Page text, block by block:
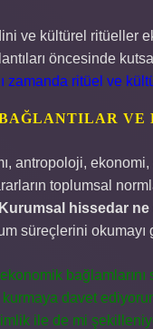
ve kültürel ritüeller
öncesinde
ritüel ve
VE
antropoloji,
toplumsal
Kurumsal hissedar ne
süreçlerini okumayı
kurmaya davet
ile de mi